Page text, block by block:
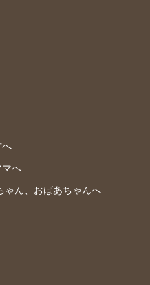
へ
マへ
ゃん、おばあちゃんへ